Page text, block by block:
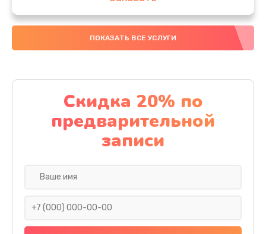
Чистка от пыли
940 руб.
Настройка ОС
1060 руб.
Заказать
Замена видеочипа
ПОКАЗАТЬ ВСЕ УСЛУГИ
Скидка 20% по
предварительной
записи